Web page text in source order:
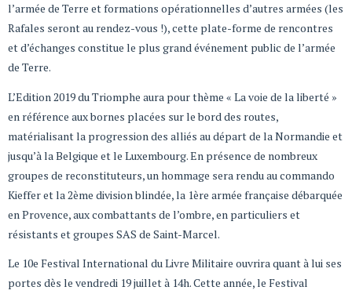
l’armée de Terre et formations opérationnelles d’autres armées (les
Rafales seront au rendez-vous !), cette plate-forme de rencontres
et d’échanges constitue le plus grand événement public de l’armée
de Terre.
L’Edition 2019 du Triomphe aura pour thème « La voie de la liberté »
en référence aux bornes placées sur le bord des routes,
matérialisant la progression des alliés au départ de la Normandie et
jusqu’à la Belgique et le Luxembourg. En présence de nombreux
groupes de reconstituteurs, un hommage sera rendu au commando
Kieffer et la 2ème division blindée, la 1ère armée française débarquée
en Provence, aux combattants de l’ombre, en particuliers et
résistants et groupes SAS de Saint-Marcel.
Le 10e Festival International du Livre Militaire ouvrira quant à lui ses
portes dès le vendredi 19 juillet à 14h. Cette année, le Festival